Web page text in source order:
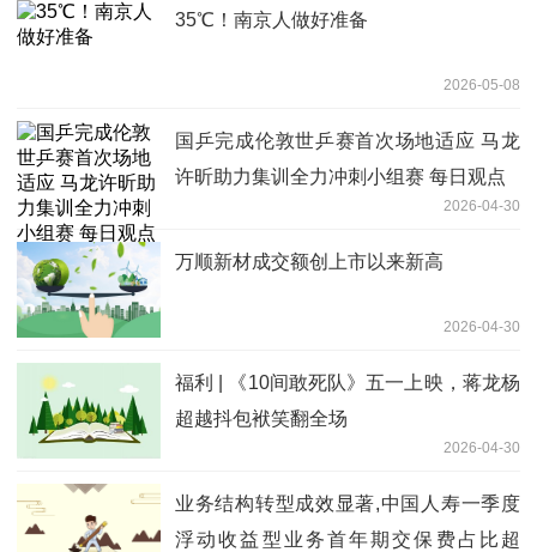
35℃！南京人做好准备
2026-05-08
国乒完成伦敦世乒赛首次场地适应 马龙
许昕助力集训全力冲刺小组赛 每日观点
2026-04-30
万顺新材成交额创上市以来新高
2026-04-30
福利 | 《10间敢死队》五一上映，蒋龙杨
超越抖包袱笑翻全场
2026-04-30
业务结构转型成效显著,中国人寿一季度
浮动收益型业务首年期交保费占比超